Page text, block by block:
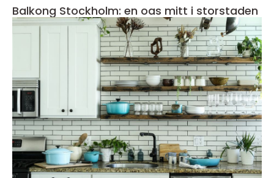
Balkong Stockholm: en oas mitt i storstaden